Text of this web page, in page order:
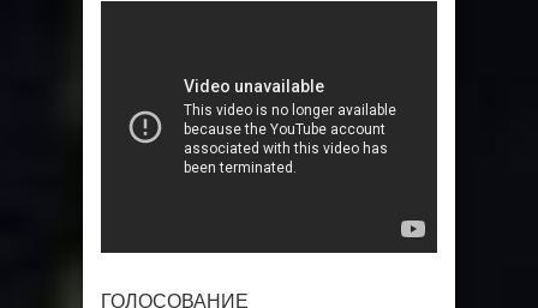
ГОЛОСОВАНИЕ